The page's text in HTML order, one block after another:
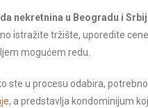
nekretnina u Beogradu i
istražite tržište, uporedite
mogućem redu.
ste u procesu odabira,
, a predstavlja kondominijum